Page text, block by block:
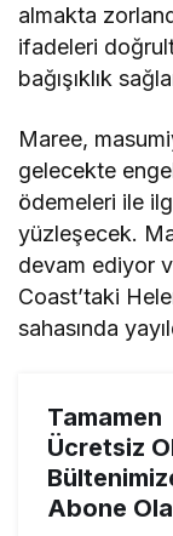
almakta
ifadeleri
bağışıklık
Maree,
gelecekte
ödemeleri ile
yüzleşecek.
devam ediyor
Coast’taki
sahasında
Tamamen
Ücretsiz
Abone